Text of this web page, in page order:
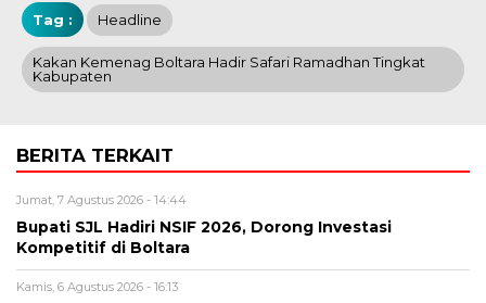
Tag : Headline
Kakan Kemenag Boltara Hadir Safari Ramadhan Tingkat
Kabupaten
BERITA TERKAIT
Jumat, 7 Agustus 2026 - 14:44
Bupati SJL Hadiri NSIF 2026, Dorong Investasi
Kompetitif di Boltara
Kamis, 6 Agustus 2026 - 16:13